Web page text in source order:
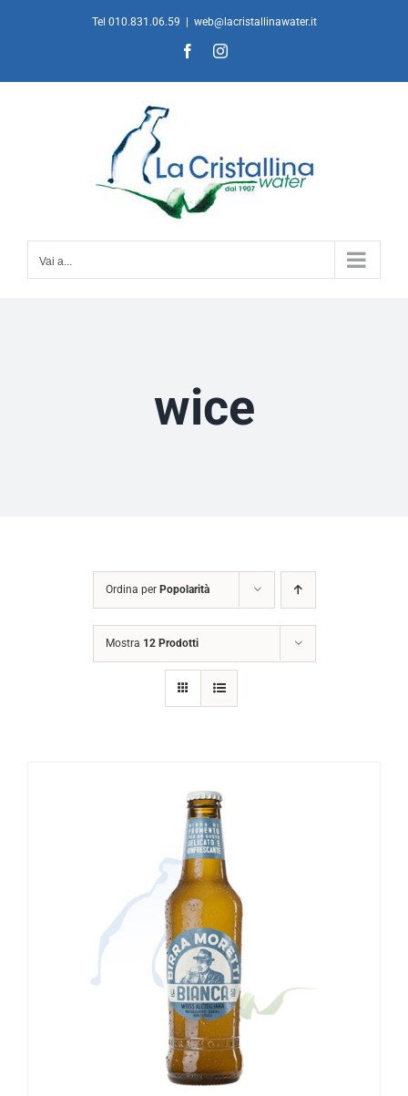
Tel 010.831.06.59 web@lacristallinawater.it
FacebookInstagram
Vai a...
wice
Ordina per Popolarità
Mostra 12 Prodotti